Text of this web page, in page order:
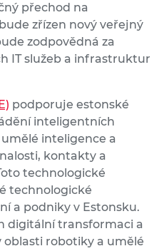
přechod na
zřízen nový veřejný
zodpovědná za
IT služeb a infrastruktur
podporuje estonské
inteligentních
inteligence a
kontakty a
technologické
technologické
a podniky v Estonsku.
digitální transformaci a
robotiky a umělé